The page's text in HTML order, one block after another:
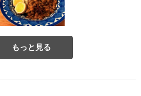
もっと見る